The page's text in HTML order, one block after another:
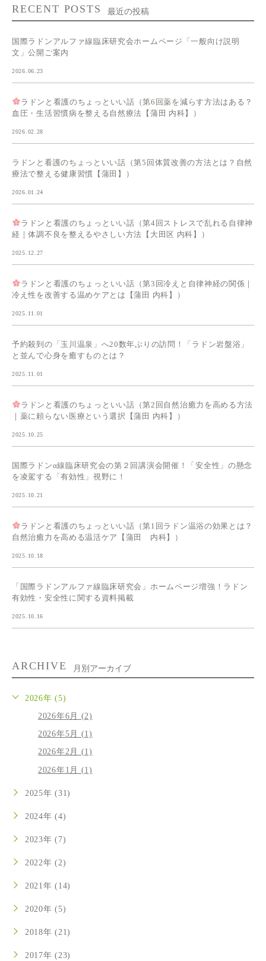
RECENT POSTS 最近の投稿
国際ラドンアルファ線臨床研究会ホームページ「一般向け説明
文」公開ご案内
2026.06.23
ラドンと看護のちょっといい話（第6回薬を減らす方法はある？
血圧・生活習慣病を整える自然療法【蒲田 内科】）
2026.02.28
ラドンと看護のちょっといい話（第5回体質改善の方法とは？自然
療法で整える健康習慣【蒲田】）
2026.01.24
ラドンと看護のちょっといい話（第4回ストレスで乱れる自律神
経｜体調不良を整えるやさしい方法【大田区 内科】）
2025.12.27
ラドンと看護のちょっといい話（第3回冷えと自律神経の関係｜
冷え性を改善する温めケアとは【蒲田 内科】）
2025.11.01
予約殺到の「玉川温泉」へ20数年ぶりの訪問！「ラドン岩盤浴」
と並んで心身を癒すものとは？
2025.11.01
ラドンと看護のちょっといい話（第2回自然治癒力を高める方法
｜薬に頼らない医療という選択【蒲田 内科】）
2025.10.25
国際ラドンα線臨床研究会の第２回講演会開催！「安全性」の懸念
を凌駕する「有効性」視野に！
2025.10.21
ラドンと看護のちょっといい話（第1回ラドン温浴の効果とは？
自然治癒力を高める温活ケア【蒲田 内科】）
2025.10.18
「国際ラドンアルファ線臨床研究会」ホームページ増強！ラドン
有効性・安全性に関する資料掲載
2025.10.16
ARCHIVE 月別アーカイブ
2026年 (5)
2026年6月 (2)
2026年5月 (1)
2026年2月 (1)
2026年1月 (1)
2025年 (31)
2024年 (4)
2023年 (7)
2022年 (2)
2021年 (14)
2020年 (5)
2018年 (21)
2017年 (23)